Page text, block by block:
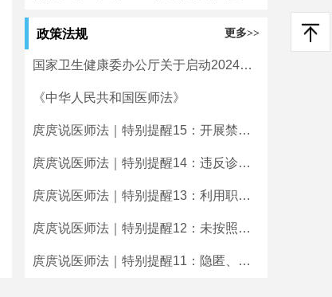
政策法规 更多>>
国家卫生健康委办公厅关于启动2024年度二级和三级公立医院绩效监测有关工作的通知
《中华人民共和国医师法》
庹庹说医师法｜特别提醒15：开展禁止类医疗技术临床应用的将受到处罚
庹庹说医师法｜特别提醒14：违反诊疗规范实施不必要检查、治疗的将受到处罚
庹庹说医师法｜特别提醒13：利用职务之便牟取不正当利益的将受到处罚
庹庹说医师法｜特别提醒12：未按照规定使用毒麻精放药品的将受到处罚
庹庹说医师法｜特别提醒11：隐匿、伪造、篡改或者擅自销毁病历等医学文书及有关资料的将受到处罚